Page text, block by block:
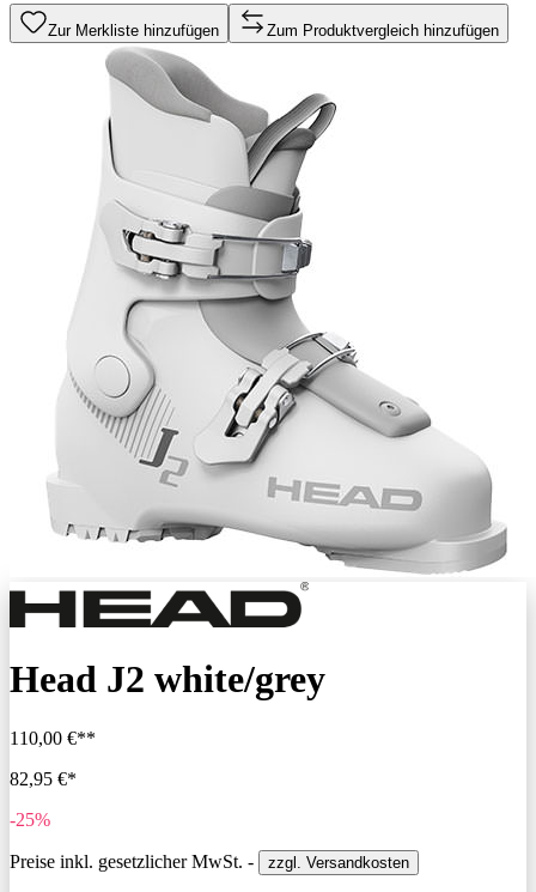
Zur Merkliste hinzufügen Zum Produktvergleich hinzufügen
Head J2 white/grey
110,00 €**
82,95 €*
-25%
Preise inkl. gesetzlicher MwSt. - zzgl. Versandkosten